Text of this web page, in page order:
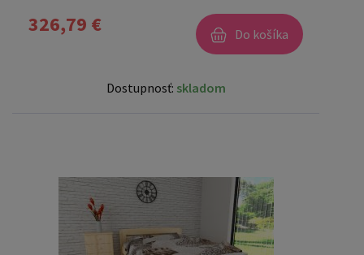
326,79 € Do košíka
Dostupnosť: skladom